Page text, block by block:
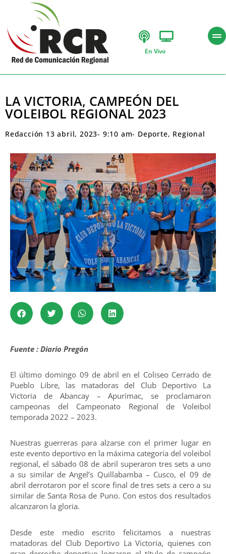
En Vivo
LA VICTORIA, CAMPEÓN DEL
VOLEIBOL REGIONAL 2023
Redacción 13 abril, 2023- 9:10 am- Deporte, Regional
Fuente : Diario Pregón
El último domingo 09 de abril en el Coliseo Cerrado de
Pueblo Libre, las matadoras del Club Deportivo La
Victoria de Abancay – Apurímac, se proclamaron
campeonas del Campeonato Regional de Voleibol
temporada 2022 – 2023.
Nuestras guerreras para alzarse con el primer lugar en
este evento deportivo en la máxima categoría del voleibol
regional, el sábado 08 de abril superaron tres sets a uno
a su similar de Angel’s Quillabamba – Cusco, el 09 de
abril derrotaron por el score final de tres sets a cero a su
similar de Santa Rosa de Puno. Con estos dos resultados
alcanzaron la gloria.
Desde este medio escrito felicitamos a nuestras
matadoras del Club Deportivo La Victoria, quienes con